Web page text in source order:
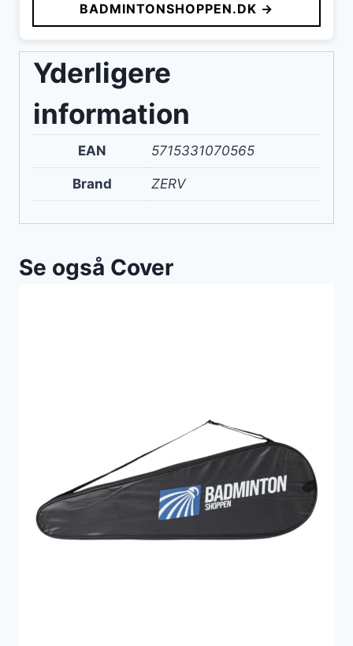
var:
149 kr..
er:
53 kr..
BADMINTONSHOPPEN.DK →
Yderligere
information
EAN 5715331070565
Brand ZERV
Se også Cover